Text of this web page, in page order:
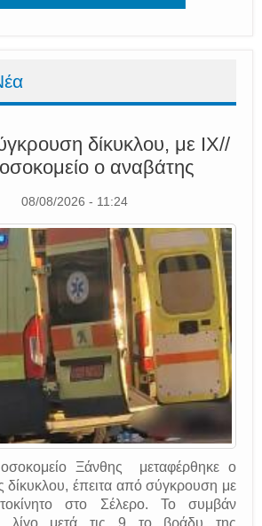
δίκυκλου, με ΙΧ//
ο αναβάτης
08/08/2026 - 11:24
Ξάνθης μεταφέρθηκε ο
δίκυκλου, έπειτα από σύγκρουση με
στο Σέλερο. Το συμβάν